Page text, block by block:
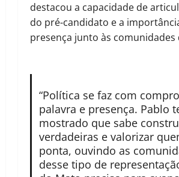
destacou a capacidade de
do pré-candidato e a
presença junto às
“Política se faz com
palavra e presença. Pablo
mostrado que sabe
verdadeiras e valorizar
ponta, ouvindo as
desse tipo de